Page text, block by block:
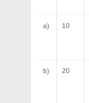
a) 10
b) 20